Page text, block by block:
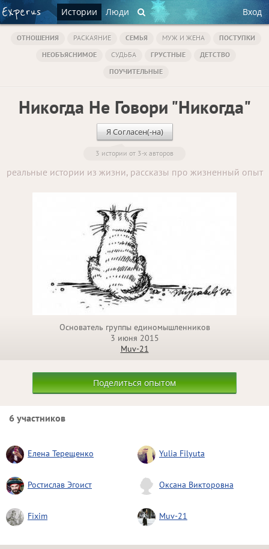
Истории Люди Вход
ОТНОШЕНИЯ РАСКАЯНИЕ СЕМЬЯ МУЖ И ЖЕНА
ПОСТУПКИ
НЕОБЪЯСНИМОЕ
СУДЬБА ГРУСТНЫЕ
ДЕТСТВО
ПОУЧИТЕЛЬНЫЕ
Никогда Не Говори "Никогда"
Я Согласен(-на)
3 истории от 3-х авторов
реальные истории из жизни, рассказы про жизненный опыт
Основатель группы единомышленников
3 июня 2015
Muv-21
Поделиться опытом
6 участников
Елена Терещенко Yulia Filyuta
Ростислав Эгоист Оксана Викторовна
Fixim Muv-21